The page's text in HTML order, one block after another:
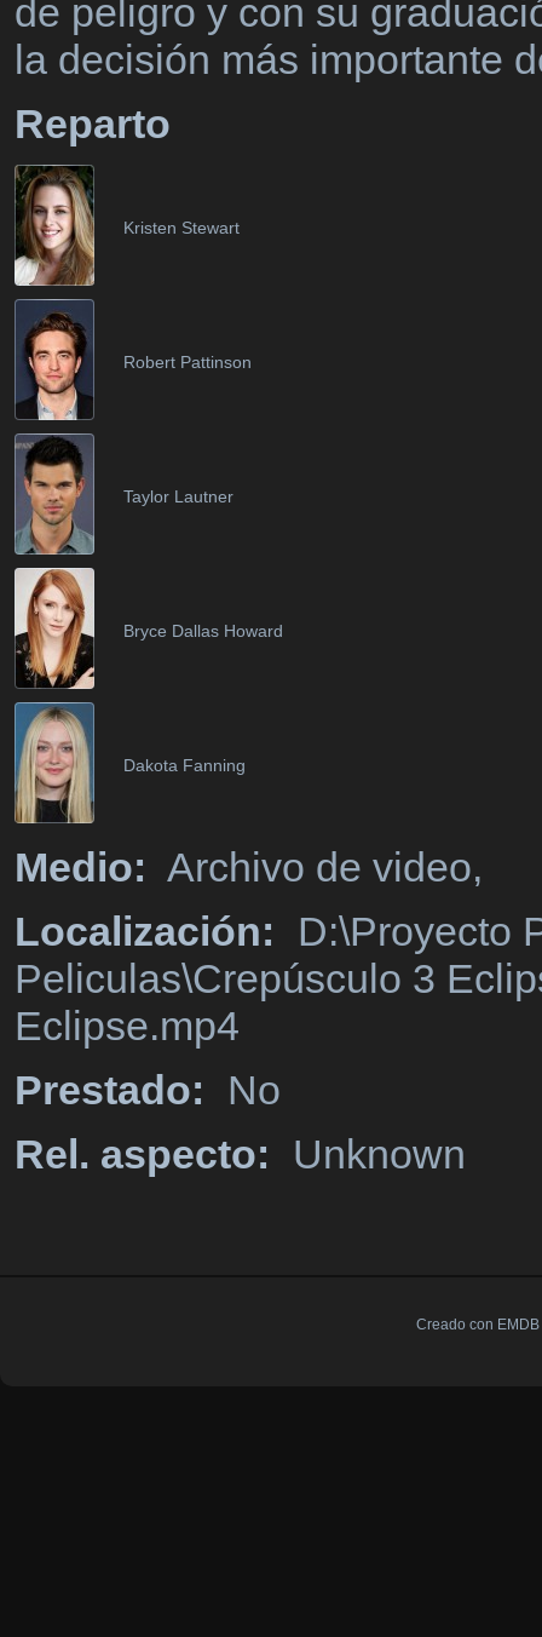
de peligro y con su
la decisión más importante
Reparto
Kristen Stewart
Robert Pattinson
Taylor Lautner
Bryce Dallas Howard
Dakota Fanning
Medio: Archivo de video,
Localización:
D:\Proyecto
Peliculas\Crepúsculo 3
Eclipse.mp4
Prestado:
No
Rel. aspecto:
Unknown
Creado con